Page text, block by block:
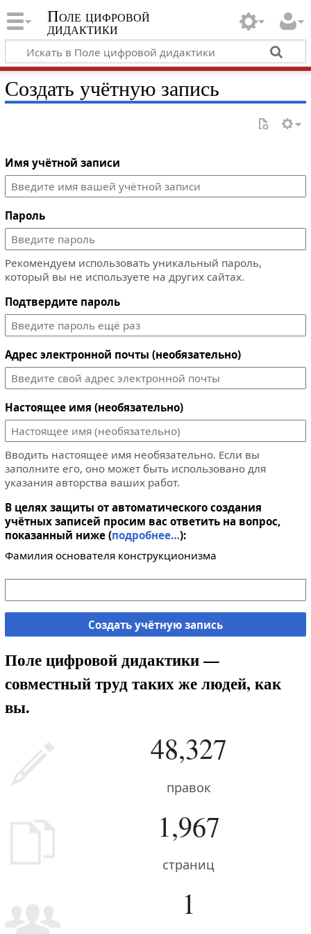
Поле цифровой
дидактики
Создать учётную запись
Имя учётной записи
Пароль
Рекомендуем использовать уникальный пароль,
который вы не используете на других сайтах.
Подтвердите пароль
Адрес электронной почты (необязательно)
Настоящее имя (необязательно)
Вводить настоящее имя необязательно. Если вы
заполните его, оно может быть использовано для
указания авторства ваших работ.
В целях защиты от автоматического создания
учётных записей просим вас ответить на вопрос,
показанный ниже (подробнее…):
Фамилия основателя конструкционизма
Создать учётную запись
Поле цифровой дидактики —
совместный труд таких же людей, как
вы.
48,327
правок
1,967
страниц
1